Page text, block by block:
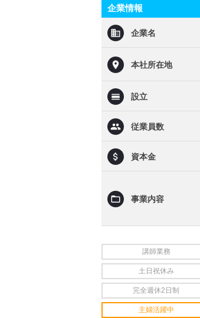
企業情報
企業名
本社所在地
設立
従業員数
資本金
事業内容
講師業務
土日祝休み
完全週休2日制
主婦活躍中